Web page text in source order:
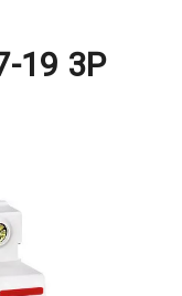
19 3P